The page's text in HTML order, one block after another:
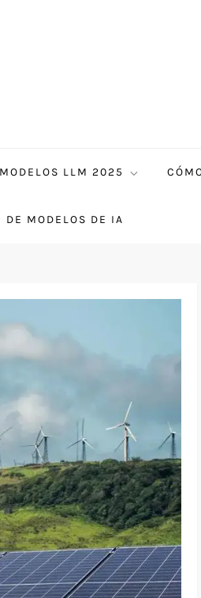
LLM 2025
DE MODELOS DE IA